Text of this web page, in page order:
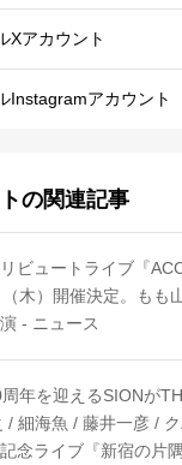
Xアカウント
Instagramアカウント
の関連記事
ビュートライブ『
木）開催決定。もも
- ニュース
年を迎えるSIONが
/ 細海魚 / 藤井一彦 /
念ライブ『新宿の片